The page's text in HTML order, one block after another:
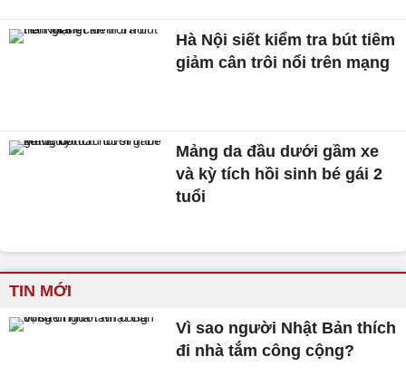
Hà Nội siết kiểm tra bút tiêm
giảm cân trôi nổi trên mạng
Mảng da đầu dưới gầm xe
và kỳ tích hồi sinh bé gái 2
tuổi
TIN MỚI
Vì sao người Nhật Bản thích
đi nhà tắm công cộng?